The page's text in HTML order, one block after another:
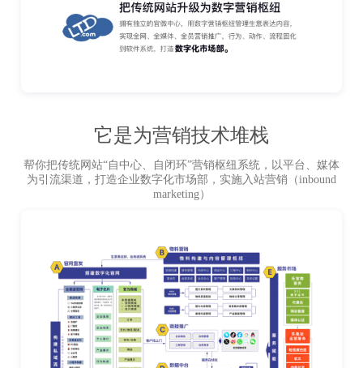
它是为营销技术堆栈
帮你把传统网站“自中心、自闭环”营销枢纽系统，以平台、媒体
为引流渠道，打造企业数字化市场部，实施入站营销（inbound
marketing）